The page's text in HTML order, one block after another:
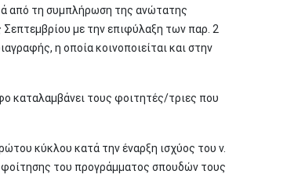
από τη συμπλήρωση της ανώτατης
με την επιφύλαξη των παρ. 2
η οποία κοινοποιείται και στην
καταλαμβάνει τους φοιτητές/τριες που
κύκλου κατά την έναρξη ισχύος του ν.
φοίτησης του προγράμματος σπουδών τους